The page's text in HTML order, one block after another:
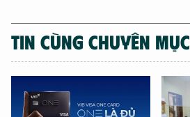
TIN CÙNG CHUYÊN MỤC